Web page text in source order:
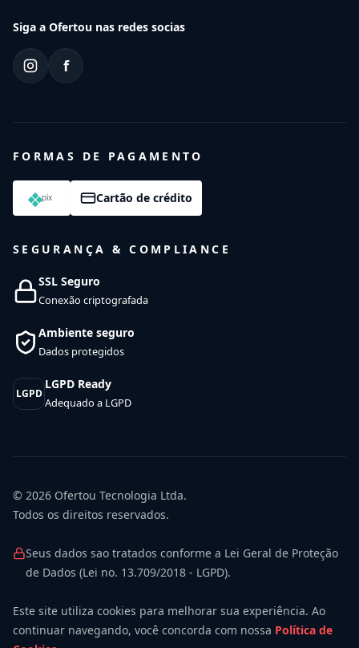
Siga a Ofertou nas redes socias
f
FORMAS DE PAGAMENTO
Cartão de crédito
SEGURANÇA & COMPLIANCE
SSL Seguro
Conexão criptografada
Ambiente seguro
Dados protegidos
LGPD
LGPD Ready
Adequado a LGPD
© 2026 Ofertou Tecnologia Ltda.
Todos os direitos reservados.
Seus dados sao tratados conforme a Lei Geral de Proteção
de Dados (Lei no. 13.709/2018 - LGPD).
Este site utiliza cookies para melhorar sua experiência. Ao
continuar navegando, você concorda com nossa Política de